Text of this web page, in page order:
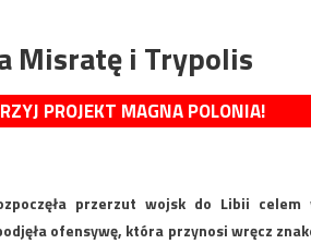
Misratę i Trypolis
PROJEKT MAGNA POLONIA!
przerzut wojsk do Libii celem
ofensywę, która przynosi wręcz